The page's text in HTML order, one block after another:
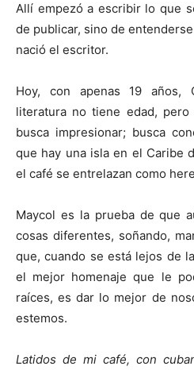
Allí empezó a escribir lo que
de publicar, sino de
nació el escritor.
Hoy, con apenas 19 años,
literatura no tiene edad,
busca impresionar; busca
que hay una isla en el Caribe
el café se entrelazan como
Maycol es la prueba de que
cosas diferentes, soñando,
que, cuando se está lejos de
el mejor homenaje que le
raíces, es dar lo mejor de
estemos.
Latidos de mi café, con